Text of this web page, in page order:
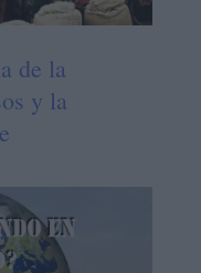
de la
y la